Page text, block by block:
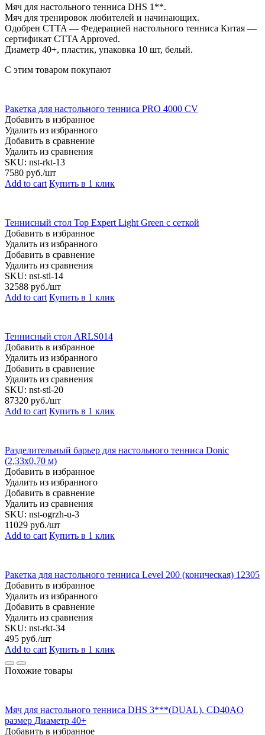
Мяч для настольного тенниса DHS 1**.
Мяч для тренировок любителей и начинающих.
Одобрен CTTA — Федерацией настольного тенниса Китая —
сертификат CTTA Approved.
Диаметр 40+, пластик, упаковка 10 шт, белый.
С этим товаром покупают
Ракетка для настольного тенниса PRO 4000 CV
Добавить в избранное
Удалить из избранного
Добавить в сравнение
Удалить из сравнения
SKU: nst-rkt-13
7580 руб./шт
Add to cart Купить в 1 клик
Теннисный стол Top Expert Light Green с сеткой
Добавить в избранное
Удалить из избранного
Добавить в сравнение
Удалить из сравнения
SKU: nst-stl-14
32588 руб./шт
Add to cart Купить в 1 клик
Теннисный стол ARLS014
Добавить в избранное
Удалить из избранного
Добавить в сравнение
Удалить из сравнения
SKU: nst-stl-20
87320 руб./шт
Add to cart Купить в 1 клик
Разделительный барьер для настольного тенниса Donic
(2,33х0,70 м)
Добавить в избранное
Удалить из избранного
Добавить в сравнение
Удалить из сравнения
SKU: nst-ogrzh-u-3
11029 руб./шт
Add to cart Купить в 1 клик
Ракетка для настольного тенниса Level 200 (коническая) 12305
Добавить в избранное
Удалить из избранного
Добавить в сравнение
Удалить из сравнения
SKU: nst-rkt-34
495 руб./шт
Add to cart Купить в 1 клик
Похожие товары
Мяч для настольного тенниса DHS 3***(DUAL), CD40AO
размер Диаметр 40+
Добавить в избранное